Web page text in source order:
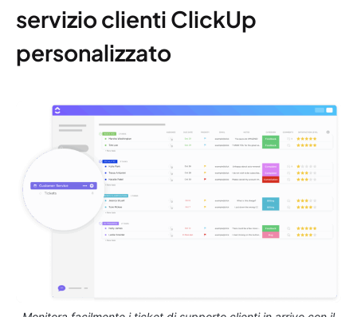
servizio clienti ClickUp
personalizzato